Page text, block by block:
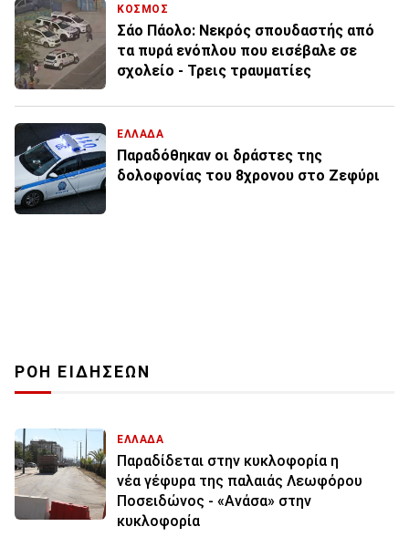
ΚΟΣΜΟΣ
Σάο Πάολο: Νεκρός σπουδαστής από
τα πυρά ενόπλου που εισέβαλε σε
σχολείο - Τρεις τραυματίες
ΕΛΛΑΔΑ
Παραδόθηκαν οι δράστες της
δολοφονίας του 8χρονου στο Ζεφύρι
ΡΟΗ ΕΙΔΗΣΕΩΝ
ΕΛΛΑΔΑ
Παραδίδεται στην κυκλοφορία η
νέα γέφυρα της παλαιάς Λεωφόρου
Ποσειδώνος - «Ανάσα» στην
κυκλοφορία